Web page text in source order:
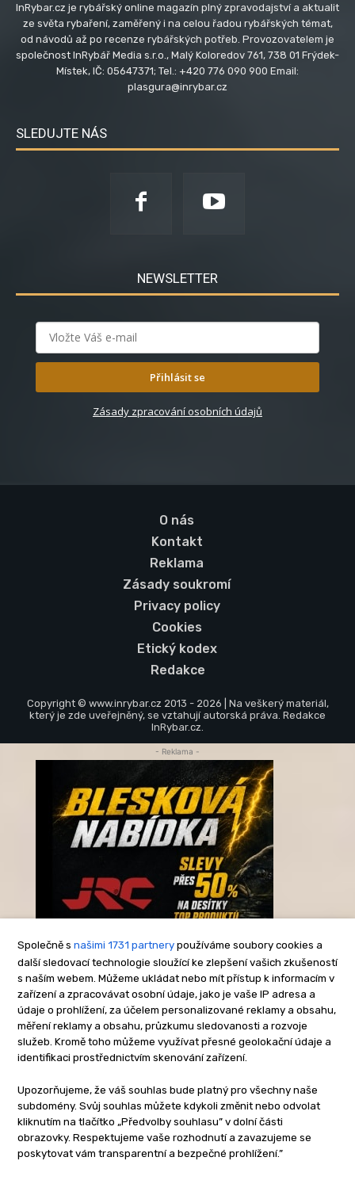
InRybar.cz je rybářský online magazín plný zpravodajství a aktualit
ze světa rybaření, zaměřený i na celou řadou rybářských témat,
od návodů až po recenze rybářských potřeb. Provozovatelem je
společnost InRybář Media s.r.o., Malý Koloredov 761, 738 01 Frýdek-
Místek, IČ: 05647371; Tel.: +420 776 090 900 Email:
plasgura@inrybar.cz
SLEDUJTE NÁS
NEWSLETTER
Přihlásit se
Zásady zpracování osobních údajů
O nás
Kontakt
Reklama
Zásady soukromí
Privacy policy
Cookies
Etický kodex
Redakce
Copyright © www.inrybar.cz 2013 - 2026 | Na veškerý materiál,
který je zde uveřejněný, se vztahují autorská práva. Redakce
InRybar.cz.
Společně s našimi 1731 partnery používáme soubory cookies a
další sledovací technologie sloužící ke zlepšení vašich zkušeností
s naším webem. Můžeme ukládat nebo mít přístup k informacím v
zařízení a zpracovávat osobní údaje, jako je vaše IP adresa a
údaje o prohlížení, za účelem personalizované reklamy a obsahu,
měření reklamy a obsahu, průzkumu sledovanosti a rozvoje
služeb. Kromě toho můžeme využívat přesné geolokační údaje a
identifikaci prostřednictvím skenování zařízení.
Upozorňujeme, že váš souhlas bude platný pro všechny naše
subdomény. Svůj souhlas můžete kdykoli změnit nebo odvolat
kliknutím na tlačítko „Předvolby souhlasu” v dolní části
obrazovky. Respektujeme vaše rozhodnutí a zavazujeme se
poskytovat vám transparentní a bezpečné prohlížení.”
- Reklama -
-Reklama-